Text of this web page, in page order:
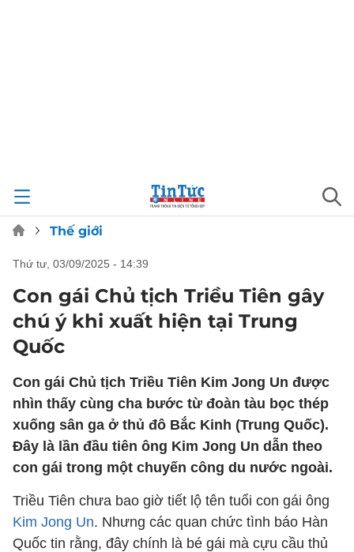
Thế giới
thứ tư, 03/09/2025 - 14:39
Con gái Chủ tịch Triều Tiên gây
chú ý khi xuất hiện tại Trung
Quốc
Con gái Chủ tịch Triều Tiên Kim Jong Un được
nhìn thấy cùng cha bước từ đoàn tàu bọc thép
xuống sân ga ở thủ đô Bắc Kinh (Trung Quốc).
Đây là lần đầu tiên ông Kim Jong Un dẫn theo
con gái trong một chuyến công du nước ngoài.
Triều Tiên chưa bao giờ tiết lộ tên tuổi con gái ông
Kim Jong Un. Nhưng các quan chức tình báo Hàn
Quốc tin rằng, đây chính là bé gái mà cựu cầu thủ